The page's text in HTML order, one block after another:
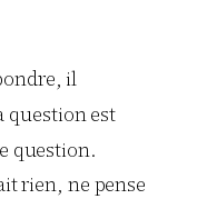
il
question est
question.
rien, ne pense